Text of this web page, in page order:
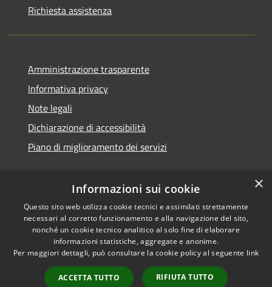
Richiesta assistenza
Amministrazione trasparente
Informativa privacy
Note legali
Dichiarazione di accessibilità
Piano di miglioramento dei servizi
RSS
Accessibilità
Privacy
Cookie
Mappa del sito
Webmail
Copyright © 2026 • Comune di
Treviglio • Powered by
Municipium•Accesso
redazione
×
Informazioni sui cookie
Questo sito web utilizza cookie tecnici e assimilati strettamente
necessari al corretto funzionamento e alla navigazione del sito,
nonché un cookie tecnico analitico al solo fine di elaborare
informazioni statistiche, aggregate e anonime.
Per maggiori dettagli, può consultare la cookie policy al seguente link
ACCETTA TUTTO RIFIUTA TUTTO